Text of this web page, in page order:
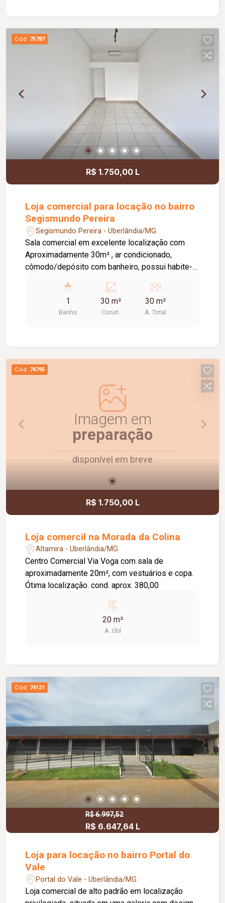
integrado ao projeto arquitetônico; Garagem
rotativa para visitantes e condôminos; Perfeita
para empresas que valorizam imagem
corporativa, inovação e comodidade. Cond aprox.
Cód. 75787
R$ 1.750,00 L
Loja comercial para locação no bairro
Segismundo Pereira
Segismundo Pereira - Uberlândia/MG
Sala comercial em excelente localização com
Aproximadamente 30m² , ar condicionado,
cômodo/depósito com banheiro, possui habite-
1
Banho
30 m²
Const.
30 m²
A. Total
Cód. 74795
Imagem em
preparação
disponível em breve
R$ 1.750,00 L
Loja comercil na Morada da Colina
Altamira - Uberlândia/MG
Centro Comercial Via Voga com sala de
aproximadamente 20m², com vestuários e copa.
Ótima localização. cond. aprox. 380,00
20 m²
A. Útil
Cód. 74121
R$ 6.997,52
R$ 6.647,64 L
Loja para locação no bairro Portal do
Vale
Portal do Vale - Uberlândia/MG
Loja comercial de alto padrão em localização